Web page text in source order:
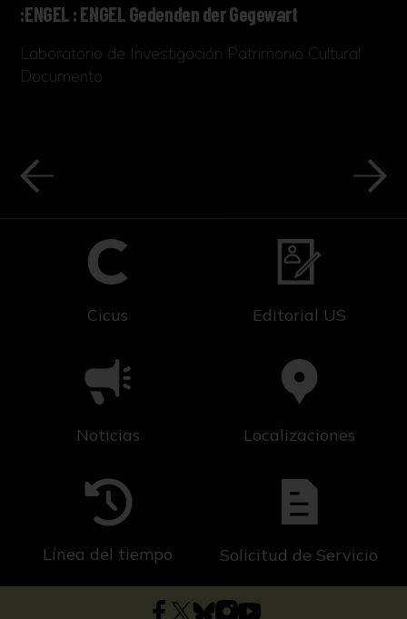
:ENGEL : ENGEL Gedenden der Gegewart
Laboratorio de Investigación Patrimonio Cultural
Documento
Cicus Editorial US
Noticias Localizaciones
Línea del tiempo Solicitud de Servicio